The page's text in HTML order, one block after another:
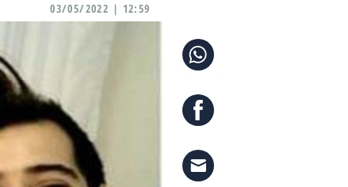
12:59 | 03/05/2022